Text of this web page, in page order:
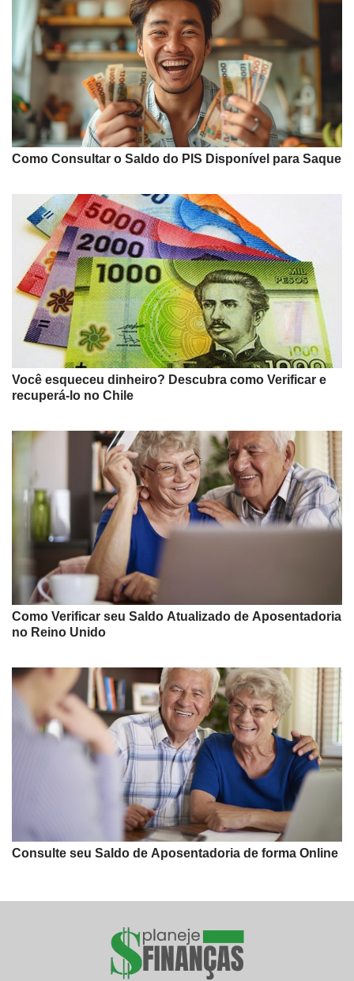
Como Consultar o Saldo do PIS Disponível para Saque
Você esqueceu dinheiro? Descubra como Verificar e
recuperá-lo no Chile
Como Verificar seu Saldo Atualizado de Aposentadoria
no Reino Unido
Consulte seu Saldo de Aposentadoria de forma Online